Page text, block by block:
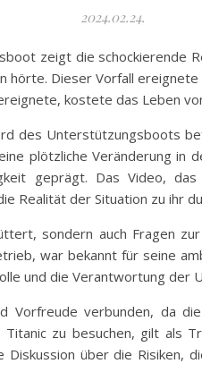
2024.02.24.
zeigt die schockierende
hörte. Dieser Vorfall
kostete das Leben
des Unterstützungsboots
plötzliche Veränderung
geprägt. Das Video,
Realität der Situation zu ihr
sondern auch Fragen
war bekannt für seine
und die Verantwortung der
Vorfreude verbunden, da
zu besuchen, gilt als
über die Risiken,